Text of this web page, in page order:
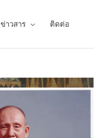
ข่าวสาร ติดต่อ